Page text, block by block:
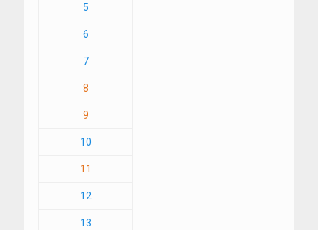
5
6
7
8
9
10
11
12
13